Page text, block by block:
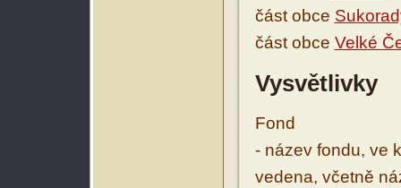
část obce
část obce Velké
Vysvětlivky
Fond
- název fondu, ve
vedena, včetně